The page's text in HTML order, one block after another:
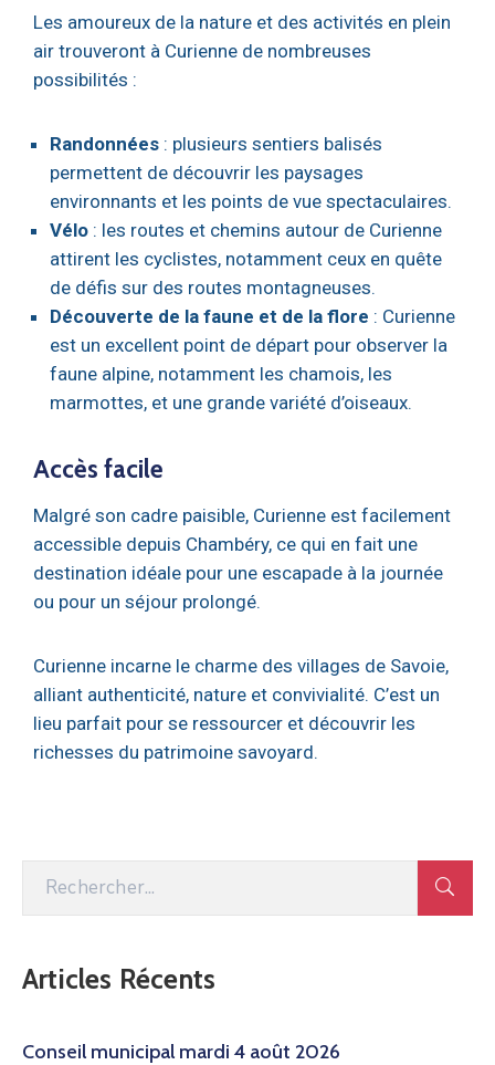
Les amoureux de la nature et des activités en plein
air trouveront à Curienne de nombreuses
possibilités :
Randonnées : plusieurs sentiers balisés
permettent de découvrir les paysages
environnants et les points de vue spectaculaires.
Vélo : les routes et chemins autour de Curienne
attirent les cyclistes, notamment ceux en quête
de défis sur des routes montagneuses.
Découverte de la faune et de la flore : Curienne
est un excellent point de départ pour observer la
faune alpine, notamment les chamois, les
marmottes, et une grande variété d’oiseaux.
Accès facile
Malgré son cadre paisible, Curienne est facilement
accessible depuis Chambéry, ce qui en fait une
destination idéale pour une escapade à la journée
ou pour un séjour prolongé.
Curienne incarne le charme des villages de Savoie,
alliant authenticité, nature et convivialité. C’est un
lieu parfait pour se ressourcer et découvrir les
richesses du patrimoine savoyard.
Articles Récents
Conseil municipal mardi 4 août 2026